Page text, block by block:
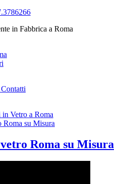
in Fabbrica a Roma
Roma su Misura